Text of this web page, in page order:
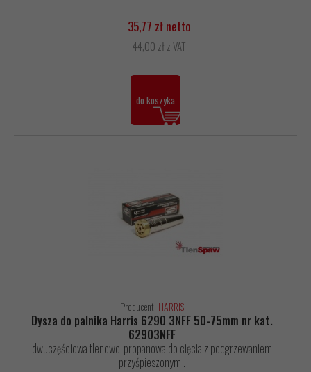
35,77 zł netto
44,00 zł z VAT
do koszyka
Producent: HARRIS
Dysza do palnika Harris 6290 3NFF 50-75mm nr kat.
62903NFF
dwuczęściowa tlenowo-propanowa do cięcia z podgrzewaniem
przyśpieszonym .